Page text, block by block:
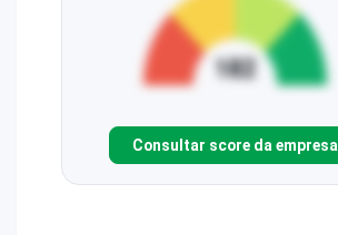
Consultar score da empresa